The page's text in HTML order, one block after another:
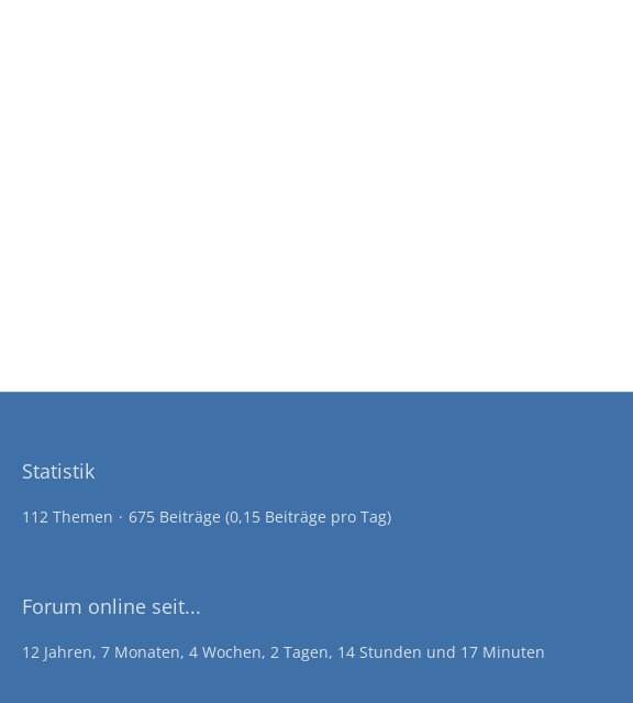
Statistik
112 Themen 675 Beiträge (0,15 Beiträge pro Tag)
Forum online seit...
12 Jahren, 7 Monaten, 4 Wochen, 2 Tagen, 14 Stunden und 17 Minuten